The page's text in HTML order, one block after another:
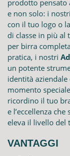
prodotto pensato
e non solo: i
con il tuo logo o
di classe in più
per birra
pratica, i nostri
un potente
identità aziendale
momento
ricordino il tuo
e l’eccellenza che
eleva il livello del
VANTAGGI